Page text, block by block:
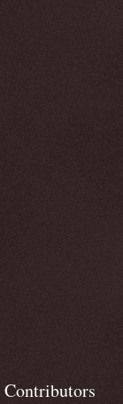
Contributors